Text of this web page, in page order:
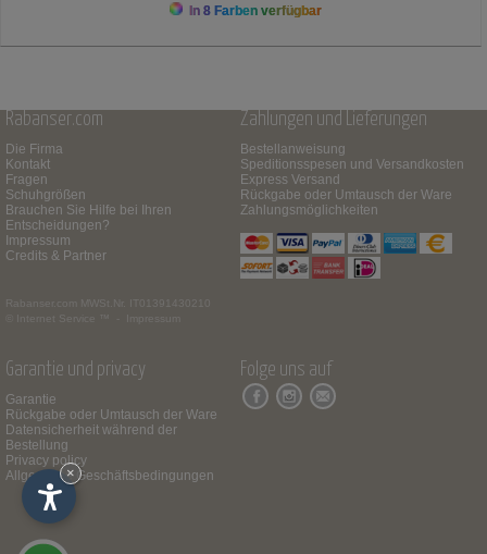
In 8 Farben verfügbar
Rabanser.com
Die Firma
Kontakt
Fragen
Schuhgrößen
Brauchen Sie Hilfe bei Ihren
Entscheidungen?
Impressum
Credits & Partner
Rabanser.com
MWSt.Nr. IT01391430210
© Internet Service ™ -
Impressum
Zahlungen und Lieferungen
Bestellanweisung
Speditionsspesen und Versandkosten
Express Versand
Rückgabe oder Umtausch der Ware
Zahlungsmöglichkeiten
Garantie und privacy
Garantie
Rückgabe oder Umtausch der Ware
Datensicherheit während der
Bestellung
Privacy policy
Allgemeine Geschäftsbedingungen
Folge uns auf
×